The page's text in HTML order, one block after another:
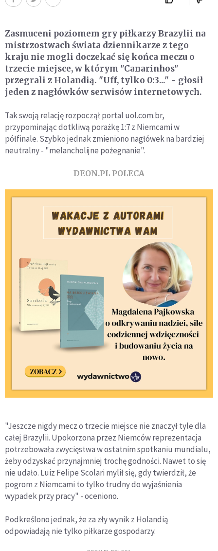
Zasmuceni poziomem gry piłkarzy Brazylii na
mistrzostwach świata dziennikarze z tego
kraju nie mogli doczekać się końca meczu o
trzecie miejsce, w którym "Canarinhos"
przegrali z Holandią. "Uff, tylko 0:3..." - głosił
jeden z nagłówków serwisów internetowych.
Tak swoją relację rozpoczął portal uol.com.br,
przypominając dotkliwą porażkę 1:7 z Niemcami w
półfinale. Szybko jednak zmieniono nagłówek na bardziej
neutralny - "melancholijne pożegnanie".
DEON.PL POLECA
"Jeszcze nigdy mecz o trzecie miejsce nie znaczył tyle dla
całej Brazylii. Upokorzona przez Niemców reprezentacja
potrzebowała zwycięstwa w ostatnim spotkaniu mundialu,
żeby odzyskać przynajmniej trochę godności. Nawet to się
nie udało. Luiz Felipe Scolari mylił się, gdy twierdził, że
pogrom z Niemcami to tylko trudny do wyjaśnienia
wypadek przy pracy" - oceniono.
Podkreślono jednak, że za zły wynik z Holandią
odpowiadają nie tylko piłkarze gospodarzy.